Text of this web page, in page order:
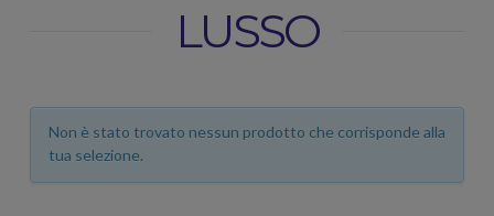
LUSSO
Non è stato trovato nessun prodotto che corrisponde alla
tua selezione.